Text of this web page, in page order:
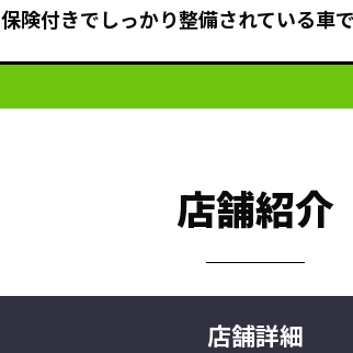
保険付きでしっかり整備されている車
店舗紹介
店舗詳細